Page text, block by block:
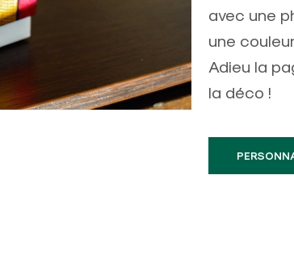
avec une
une
Adieu la
la déco !